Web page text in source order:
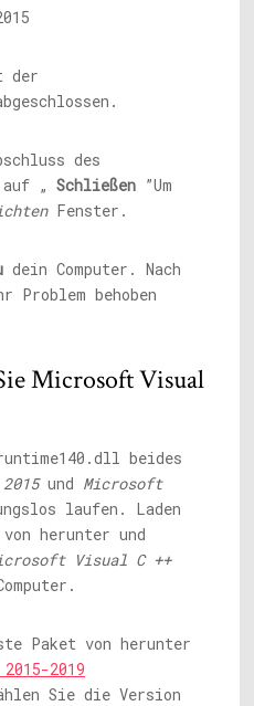
der
des
„ Schließen ”Um
Fenster.
dein Computer. Nach
behoben
Microsoft Visual
beides
und Microsoft
laufen. Laden
herunter und
Visual C ++
Paket von herunter
2019
Sie die Version